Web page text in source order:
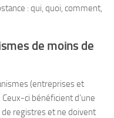
: qui, quoi, comment,
de moins de
(entreprises et
ci bénéficient d’une
registres et ne doivent